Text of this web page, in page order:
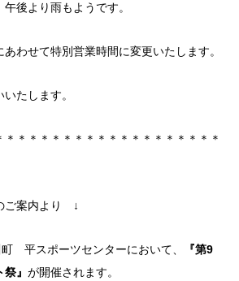
後より雨もようです。
わせて特別営業時間に変更いたします。
たします。
＊＊＊＊＊＊＊＊＊＊＊＊＊＊＊＊＊＊＊
ご案内より ↓
平スポーツセンターにおいて、
『第9
』 が開催されます。